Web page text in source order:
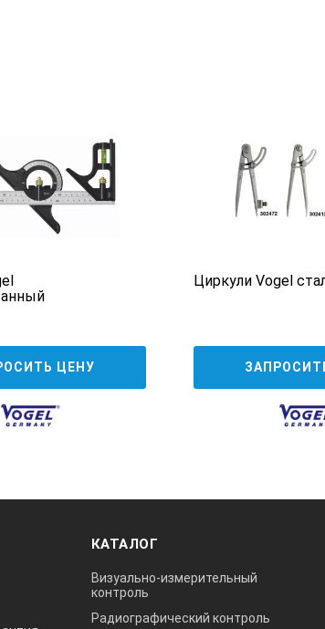
ЦЕНУ
Циркули Vogel
КАТАЛОГ
Визуально-измерительный
контроль
Радиографический контроль